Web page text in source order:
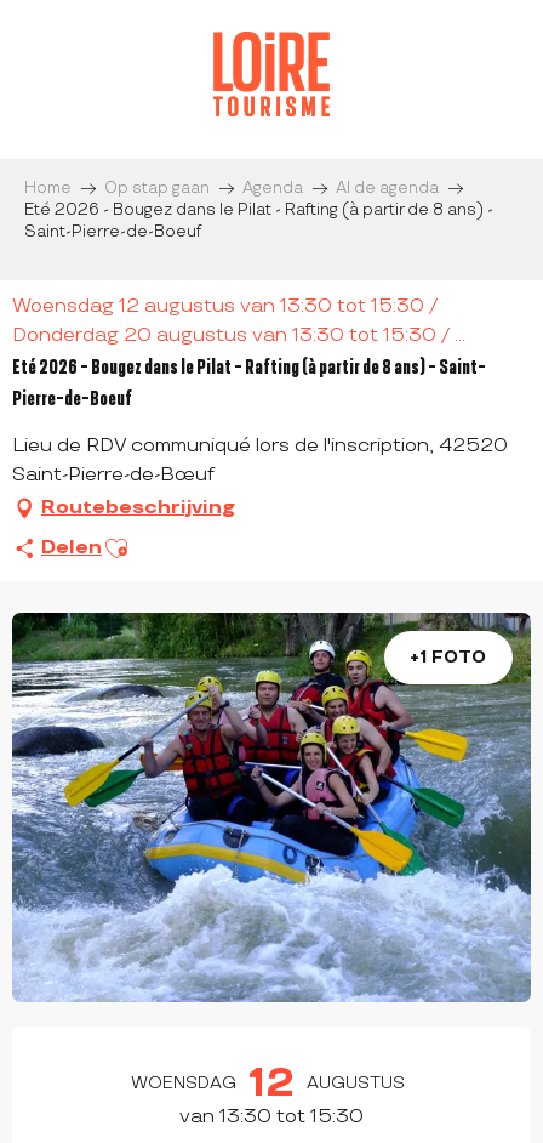
Home Op stap gaan Agenda
Al de agenda
Eté 2026 - Bougez dans le Pilat - Rafting (à partir de 8 ans) -
Saint-Pierre-de-Boeuf
Woensdag 12 augustus van 13:30 tot 15:30 /
Donderdag 20 augustus van 13:30 tot 15:30 / ...
Eté 2026 - Bougez dans le Pilat - Rafting (à partir de 8 ans) - Saint-
Pierre-de-Boeuf
Lieu de RDV communiqué lors de l'inscription, 42520
Saint-Pierre-de-Bœuf
Routebeschrijving
Delen Ajouter aux favoris
+1 FOTO
WOENSDAG 12 AUGUSTUS
van 13:30 tot 15:30